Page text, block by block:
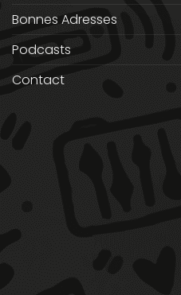
Bonnes Adresses
Podcasts
Contact